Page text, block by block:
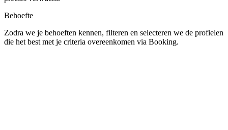
Behoefte
Zodra we je behoeften kennen, filteren en selecteren we de profielen
die het best met je criteria overeenkomen via Booking.